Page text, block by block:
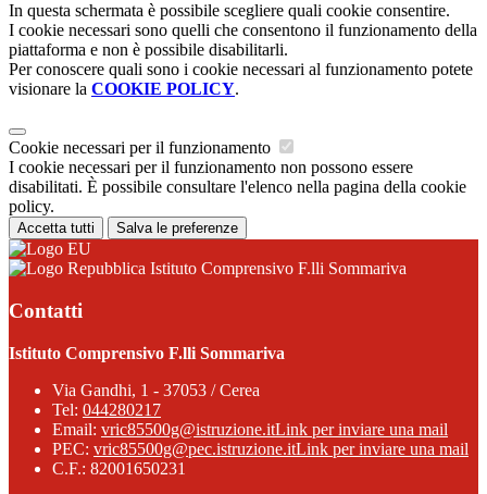
In questa schermata è possibile scegliere quali cookie consentire.
I cookie necessari sono quelli che consentono il funzionamento della
piattaforma e non è possibile disabilitarli.
Per conoscere quali sono i cookie necessari al funzionamento potete
visionare la COOKIE POLICY.
Cookie necessari per il funzionamento
I cookie necessari per il funzionamento non possono essere
disabilitati. È possibile consultare l'elenco nella pagina della cookie
policy.
Accetta tutti Salva le preferenze
Istituto Comprensivo F.lli Sommariva
Contatti
Istituto Comprensivo F.lli Sommariva
Via Gandhi, 1 - 37053 / Cerea
Tel: 044280217
Email: vric85500g@istruzione.itLink per inviare una mail
PEC: vric85500g@pec.istruzione.itLink per inviare una mail
C.F.: 82001650231